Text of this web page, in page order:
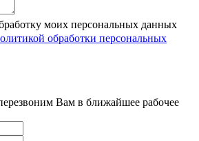
моих персональных данных
обработки персональных
Вам в ближайшее рабочее